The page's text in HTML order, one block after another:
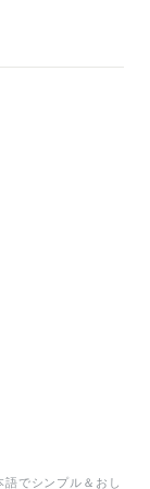
でシンプル＆おし